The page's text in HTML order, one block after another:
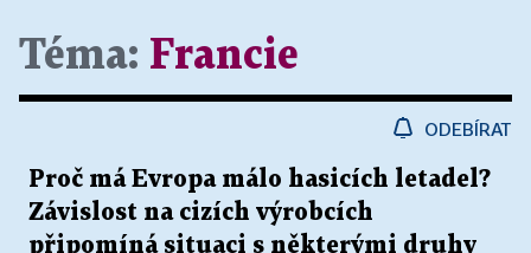
Téma: Francie
ODEBÍRAT
Proč má Evropa málo hasicích letadel?
Závislost na cizích výrobcích
připomíná situaci s některými druhy